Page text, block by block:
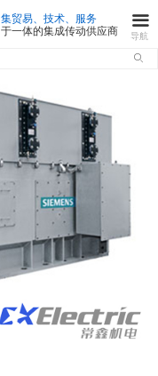
集贸易、技术、服务
于一体的集成传动供应商
끀
导航
ꄙ